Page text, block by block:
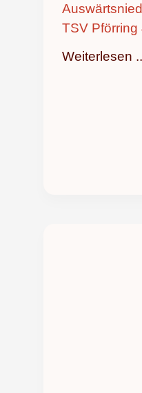
TSV Pförring
Weiterlesen